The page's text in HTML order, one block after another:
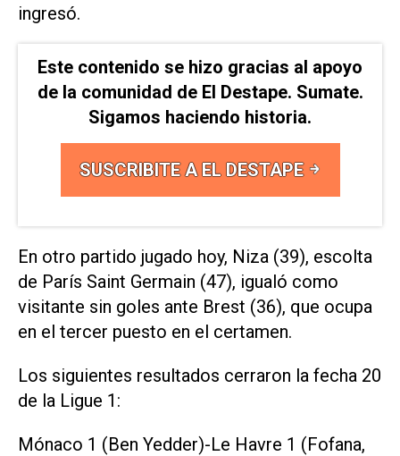
ingresó.
Este contenido se hizo gracias al apoyo
de la comunidad de El Destape. Sumate.
Sigamos haciendo historia.
SUSCRIBITE A EL DESTAPE
En otro partido jugado hoy, Niza (39), escolta
de París Saint Germain (47), igualó como
visitante sin goles ante Brest (36), que ocupa
en el tercer puesto en el certamen.
Los siguientes resultados cerraron la fecha 20
de la Ligue 1:
Mónaco 1 (Ben Yedder)-Le Havre 1 (Fofana,